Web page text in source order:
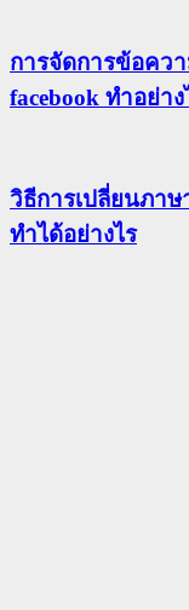
การจัดการข้อคว
facebook ทำอย่าง
วิธีการเปลี่ยนภาษ
ทำได้อย่างไร